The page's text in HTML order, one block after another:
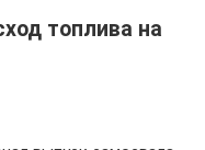
топлива на